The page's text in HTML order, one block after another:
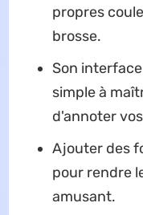
propres
brosse.
Son
simple à
d'annoter
Ajouter des
pour rendre
amusant.